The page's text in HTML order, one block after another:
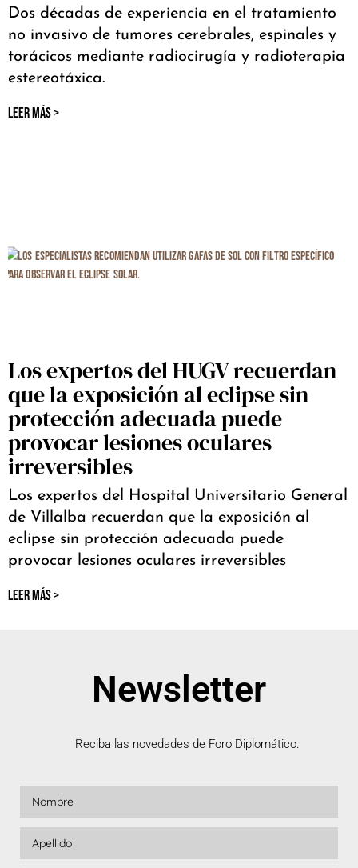
Dos décadas de experiencia en el tratamiento
no invasivo de tumores cerebrales, espinales y
torácicos mediante radiocirugía y radioterapia
estereotáxica.
LEER MÁS >
Los expertos del HUGV recuerdan
que la exposición al eclipse sin
protección adecuada puede
provocar lesiones oculares
irreversibles
Los expertos del Hospital Universitario General
de Villalba recuerdan que la exposición al
eclipse sin protección adecuada puede
provocar lesiones oculares irreversibles
LEER MÁS >
Newsletter
Reciba las novedades de Foro Diplomático.